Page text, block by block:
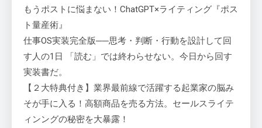
もうポストに悩まない！ChatGPT×ライティング『ポス
ト量産術』
仕事OS実装完全版──思考・判断・行動を設計して回
す人の1日 「読む」では終わらせない。今日から回す
実装書だ。
【２大特典付き】業界最前線で活躍する起業家の脳み
そが手に入る！高額商品を売る方法。セールスライテ
ィンングの秘密を大暴露！